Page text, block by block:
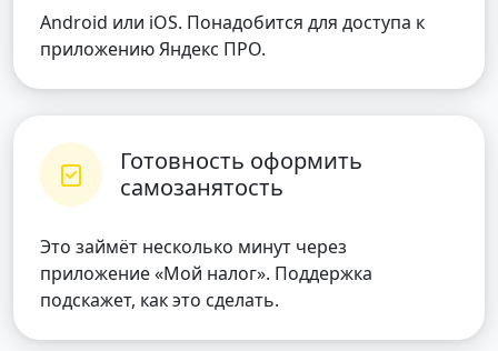
Android или iOS. Понадобится для доступа к
приложению Яндекс ПРО.
Готовность оформить
самозанятость
Это займёт несколько минут через
приложение «Мой налог». Поддержка
подскажет, как это сделать.